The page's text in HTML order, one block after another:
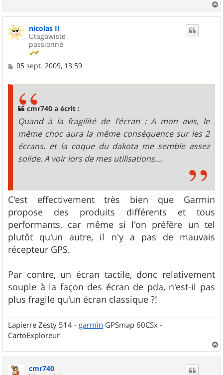
a
u
nicolas II
Utagawiste
passionné
M
05 sept. 2009, 13:59
cmr740 a écrit :
Quand à la fragilité de l'écran : A mon avis, le
même choc aura la même conséquence sur les 2
écrans. et la coque du dakota me semble assez
solide. A voir lors de mes utilisations....
C'est effectivement très bien que Garmin
propose des produits différents et tous
performants, car même si l'on préfère un tel
plutôt qu'un autre, il n'y a pas de mauvais
récepteur GPS.
Par contre, un écran tactile, donc relativement
souple à la façon des écran de pda, n'est-il pas
plus fragile qu'un écran classique ?!
Lapierre Zesty 514 - garmin GPSmap 60CSx -
CartoExploreur
a
cmr740